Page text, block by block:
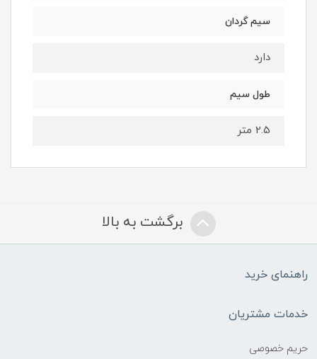
سیم گردان
دارد
طول سیم
2.5 متر
برگشت به بالا
راهنمای خرید
خدمات مشتریان
حریم خصوصی